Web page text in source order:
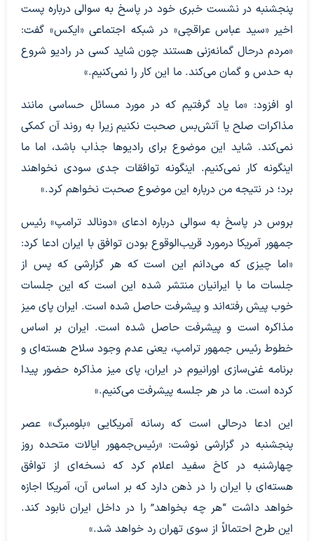
پنجشنبه در نشست خبری خود در پاسخ به سوالی درباره پست
اخیر «سید عباس عراقچی» در شبکه اجتماعی «ایکس» گفت:
«مردم درحال گمانه‌زنی هستند چون شاید کسی در رادیو شروع
به حدس و گمان می‌کند. ما این کار را نمی‌کنیم.»
او افزود: «ما یاد گرفتیم که در مورد مسائل حساسی مانند
مذاکرات صلح یا آتش‌بس صحبت نکنیم زیرا به روند آن کمکی
نمی‌کند. شاید این موضوع برای رادیوها جذاب باشد، اما ما
اینگونه کار نمی‌کنیم. اینگونه توافقات جدی سودی نخواهند
برد؛ در نتیجه من درباره این موضوع صحبت نخواهم کرد.»
بروس در پاسخ به سوالی درباره ادعای «دونالد ترامپ» رئیس
جمهور آمریکا درمورد قریب‌الوقوع بودن توافق با ایران ادعا کرد:
«اما چیزی که می‌دانم این است که هر گزارشی که پس از
جلسات ما با ایرانیان منتشر شده این است که این جلسات
خوب پیش رفته‌اند و پیشرفت حاصل شده است. ایران پای میز
مذاکره است و پیشرفت حاصل شده است. ایران بر اساس
خطوط رئیس جمهور ترامپ، یعنی عدم وجود سلاح هسته‌ای و
برنامه غنی‌سازی اورانیوم در ایران، پای میز مذاکره حضور پیدا
کرده است. ما در هر جلسه پیشرفت می‌کنیم.»
این ادعا درحالی است که رسانه آمریکایی «بلومبرگ» عصر
پنجشنبه در گزارشی نوشت: «رئیس‌جمهور ایالات متحده روز
چهارشنبه در کاخ سفید اعلام کرد که نسخه‌ای از توافق
هسته‌ای با ایران را در ذهن دارد که بر اساس آن، آمریکا اجازه
خواهد داشت “هر چه بخواهد” را در داخل ایران نابود کند.
این طرح احتمالاً از سوی تهران رد خواهد شد.»